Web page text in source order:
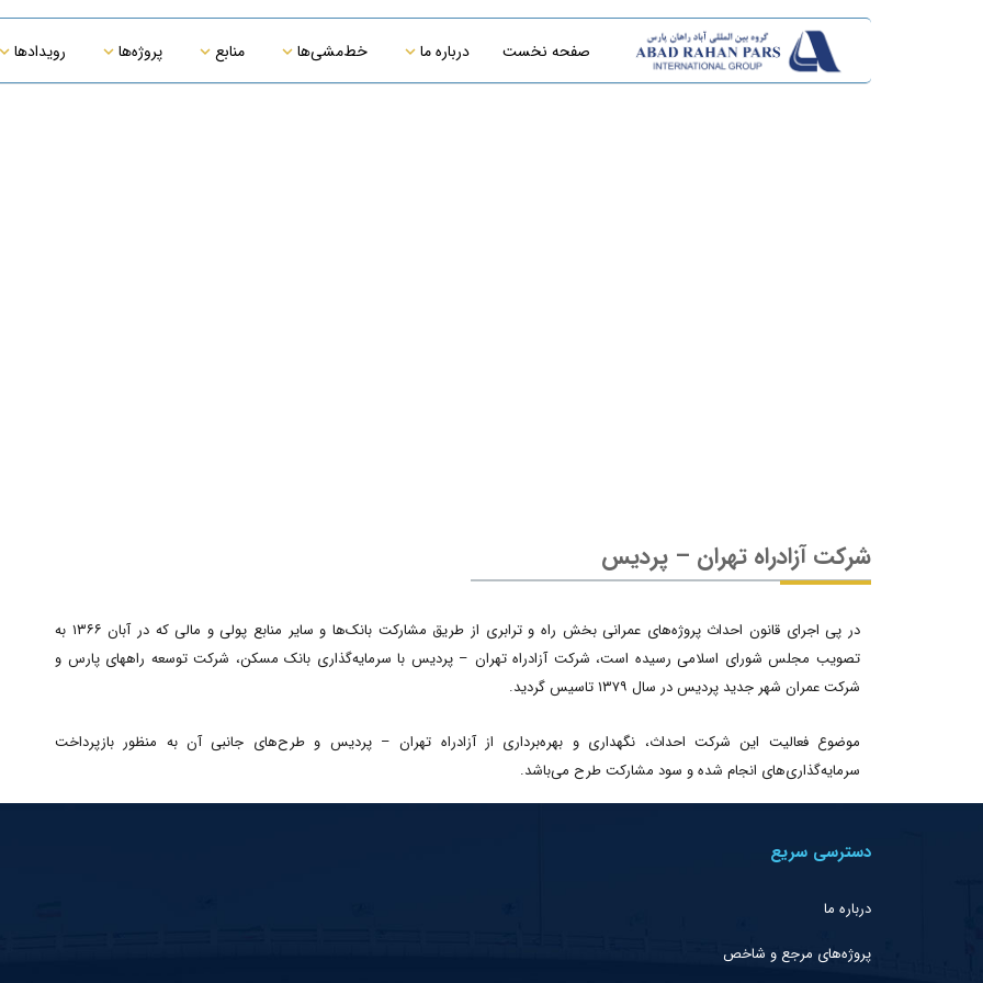
صفحه نخست درباره ما خط‌مشی‌ها منابع پروژه‌ها رویدادها
شرکت آزادراه تهران – پردیس
در پی اجرای قانون احداث پروژه‌های عمرانی بخش راه و ترابری از طریق مشارکت بانک‌ها و سایر منابع پولی و مالی که در آبان ۱۳۶۶ به
تصویب مجلس شورای اسلامی رسیده است، شرکت آزادراه تهران – پردیس با سرمایه‌گذاری بانک مسکن، شرکت توسعه راههای پارس و
شرکت عمران شهر جدید پردیس در سال ۱۳۷۹ تاسیس گردید.
موضوع فعالیت این شرکت احداث، نگهداری و بهره‌برداری از آزادراه تهران – پردیس و طرح‌های جانبی آن به منظور بازپرداخت
سرمایه‌گذاری‌های انجام شده و سود مشارکت طرح می‌باشد.
دسترسی سریع
درباره ما
پروژه‌های مرجع و شاخص